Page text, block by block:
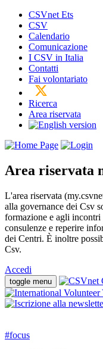
CSVnet Ets
CSV
Calendario
Comunicazione
I CSV in Italia
Contatti
Fai volontariato
Ricerca
Area riservata
Area riservata
L'area riservata
alla governance dei Csv
formazione e agli
consulenze e reperire
dei Centri. È inoltre
Csv.
Accedi
toggle menu
#focus